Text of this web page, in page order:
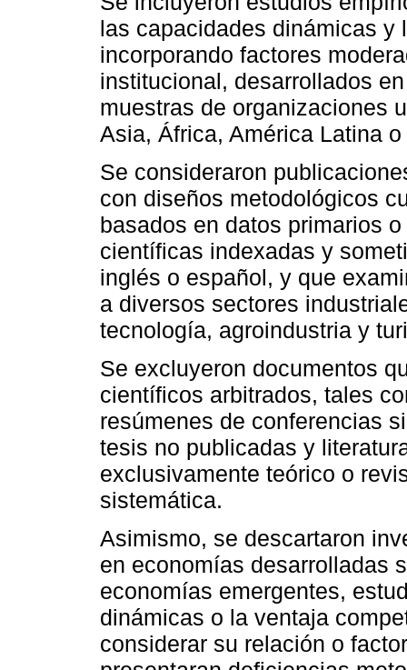
las capacidades dinámicas y
incorporando factores
institucional, desarrollados
muestras de organizaciones
Asia, África, América Latina
Se consideraron
con diseños metodológicos
basados en datos primarios
científicas indexadas y
inglés o español, y que
a diversos sectores
tecnología, agroindustria y
Se excluyeron documentos
científicos arbitrados, tales
resúmenes de conferencias
tesis no publicadas y
exclusivamente teórico o
sistemática.
Asimismo, se descartaron
en economías desarrolladas
economías emergentes,
dinámicas o la ventaja
considerar su relación o